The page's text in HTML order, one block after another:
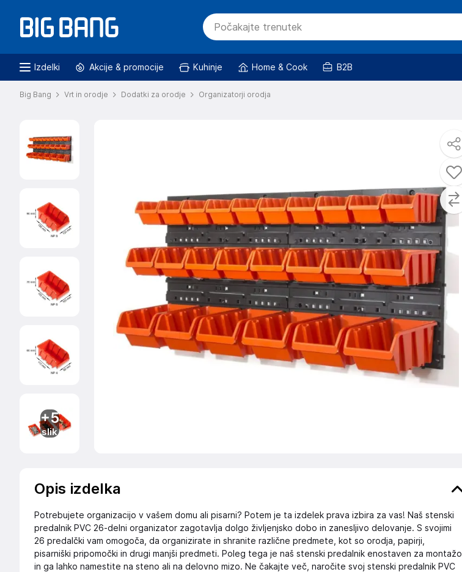
Izdelki Akcije & promocije Kuhinje Home & Cook B2B
Big Bang Vrt in orodje Dodatki za orodje Organizatorji orodja
+5
slik
Opis izdelka
Potrebujete organizacijo v vašem domu ali pisarni? Potem je ta izdelek prava izbira za vas! Naš stenski
predalnik PVC 26-delni organizator zagotavlja dolgo življenjsko dobo in zanesljivo delovanje. S svojimi
26 predalčki vam omogoča, da organizirate in shranite različne predmete, kot so orodja, papirji,
pisarniški pripomočki in drugi manjši predmeti. Poleg tega je naš stenski predalnik enostaven za montažo
in ga lahko namestite na steno ali na delovno mizo. Ne čakajte več, naročite svoj stenski predalnik PVC